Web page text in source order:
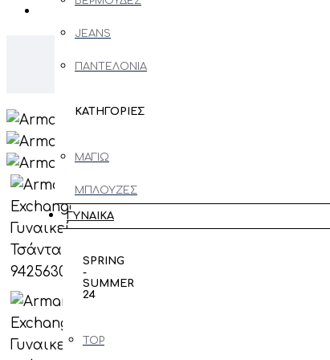
JEANS
ΠΑΝΤΕΛΟΝΙΑ
ΚΑΤΗΓΟΡΙΕΣ
ΜΑΓΙΩ
ΜΠΛΟΥΖΕΣ
ΜΑΚΡΥΜΑΝΙΚΕΣ
ΠΑΝΩΦΟΡΙ
ΓΥΝΑΙΚΑ
SPRING
-
SUMMER
24
TOP